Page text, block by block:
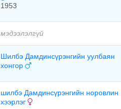
1953
мэдээлэлгүй
Шилбэ Дамдинсүрэнгийн уулбаян
хонгор
шилбэ Дамдинсүрэнгийн норовлин
хээрлэг